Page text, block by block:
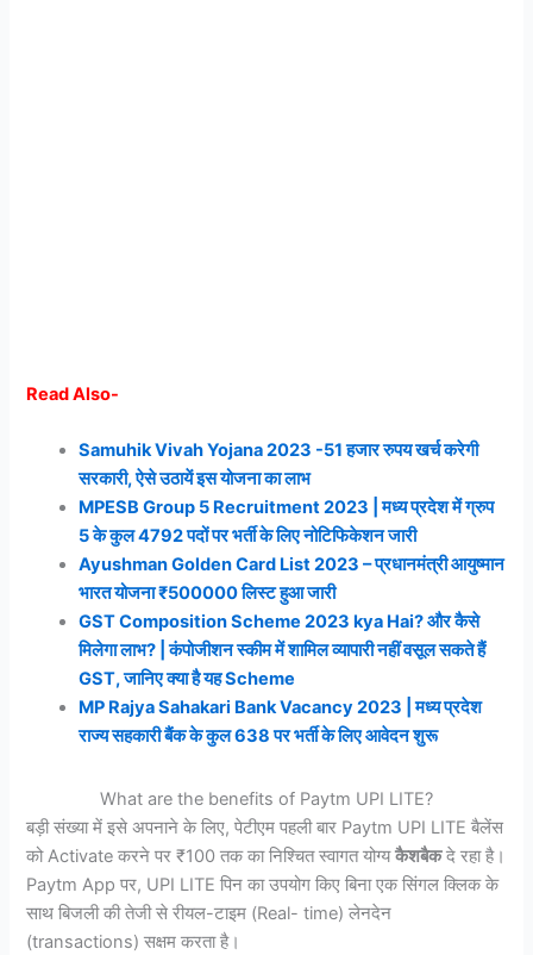
Read Also-
Samuhik Vivah Yojana 2023 -51 हजार रुपय खर्च करेगी
सरकारी, ऐसे उठायें इस योजना का लाभ
MPESB Group 5 Recruitment 2023 | मध्य प्रदेश में ग्रुप
5 के कुल 4792 पदों पर भर्ती के लिए नोटिफिकेशन जारी
Ayushman Golden Card List 2023 – प्रधानमंत्री आयुष्मान
भारत योजना ₹500000 लिस्ट हुआ जारी
GST Composition Scheme 2023 kya Hai? और कैसे
मिलेगा लाभ? | कंपोजीशन स्कीम में शामिल व्यापारी नहीं वसूल सकते हैं
GST, जानिए क्या है यह Scheme
MP Rajya Sahakari Bank Vacancy 2023 | मध्य प्रदेश
राज्य सहकारी बैंक के कुल 638 पर भर्ती के लिए आवेदन शुरू
What are the benefits of Paytm UPI LITE?
बड़ी संख्या में इसे अपनाने के लिए, पेटीएम पहली बार Paytm UPI LITE बैलेंस
को Activate करने पर ₹100 तक का निश्चित स्वागत योग्यकैशबैकदे रहा है।
Paytm App पर, UPI LITE पिन का उपयोग किए बिना एक सिंगल क्लिक के
साथ बिजली की तेजी से रीयल-टाइम (Real- time) लेनदेन
(transactions) सक्षम करता है।